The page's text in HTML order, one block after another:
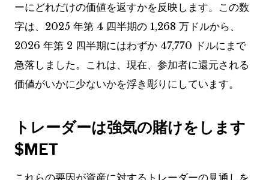
ーにどれだけの価値を返すかを反映します。この数
字は、2025 年第 4 四半期の 1,268 万ドルから、
2026 年第 2 四半期にはわずか 47,770 ドルにまで
急落しました。これは、現在、参加者に還元される
価値がいかに少ないかを浮き彫りにしています。
トレーダーは強気の賭けをします
$MET